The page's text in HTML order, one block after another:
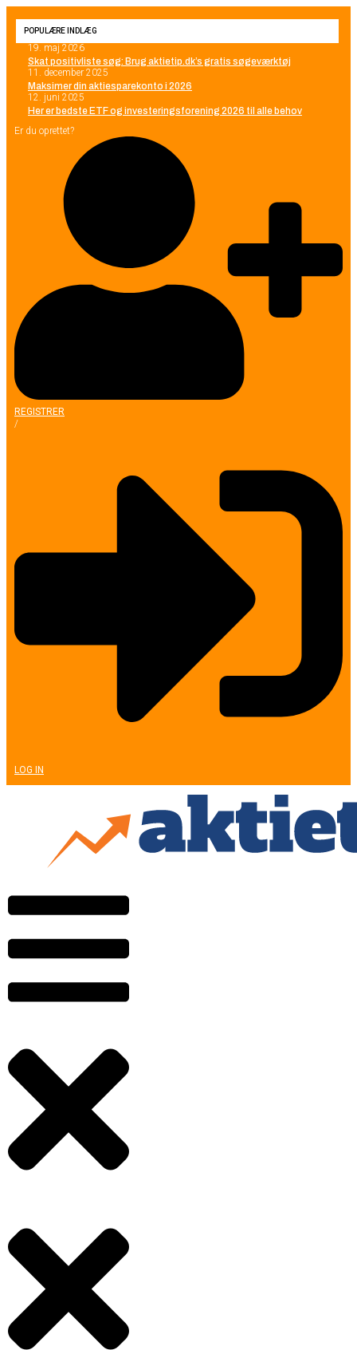
POPULÆRE INDLÆG
19. maj 2026
Skat positivliste søg: Brug aktietip.dk’s gratis søgeværktøj
11. december 2025
Maksimer din aktiesparekonto i 2026
12. juni 2025
Her er bedste ETF og investeringsforening 2026 til alle behov
Er du oprettet?
REGISTRER
/
LOG IN